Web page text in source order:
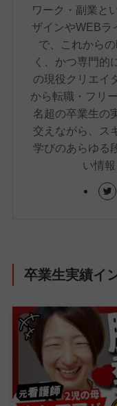
ワーク・副業と
ザインやWEBラ
で、これから
く、かつ専門的
の現役クリエイ
から転職・フリ
名超の卒業生の
交えながら、ス
学びのあらゆる
い情
卒業生実績イ